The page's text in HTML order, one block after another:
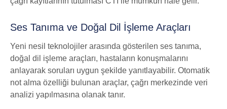
Ses Tanıma ve Doğal Dil İşleme Araçları
Yeni nesil teknolojiler arasında gösterilen ses tanıma,
doğal dil işleme araçları, hastaların konuşmalarını
anlayarak soruları uygun şekilde yanıtlayabilir. Otomatik
not alma özelliği bulunan araçlar, çağrı merkezinde veri
analizi yapılmasına olanak tanır.